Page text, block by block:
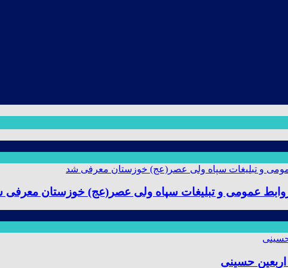
عمومی و تبلیغات سپاه ولی عصر(عج) خوزستان معرفی
حسینی